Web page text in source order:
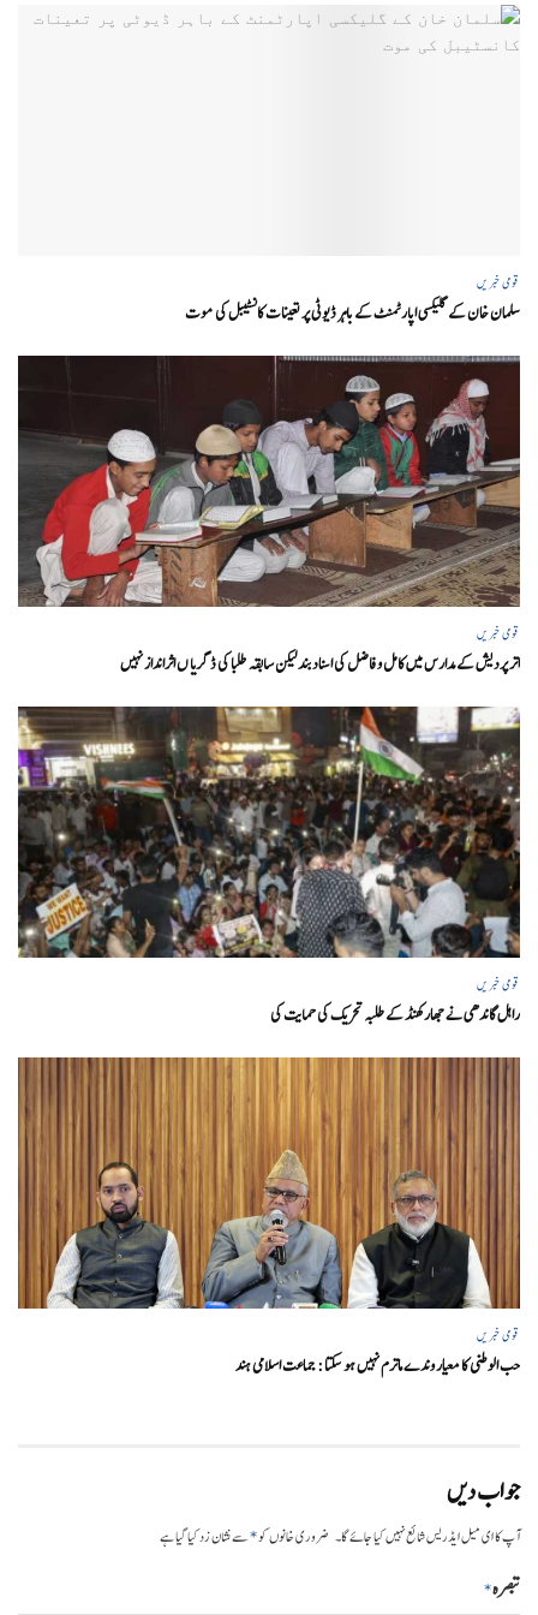
قومی خبریں
سلمان خان کے گلیکسی اپارٹمنٹ کے باہر ڈیوٹی پر تعینات کانسٹیبل کی موت
قومی خبریں
اتر پردیش کےمدارس میں کامل و فاضل کی اسناد بند لیکن سابقہ طلبا کی ڈگریا ں اثرانداز نہیں
قومی خبریں
راہل گاندھی نے جھارکھنڈ کے طلبہ تحریک کی حمایت کی
قومی خبریں
حب الوطنی کا معیار وندے ماترم نہیں ہو سکتا : جماعت اسلامی ہند
جواب دیں
آپ کا ای میل ایڈریس شائع نہیں کیا جائے گا۔ ضروری خانوں کو*سے نشان زد کیا گیا ہے
تبصرہ*